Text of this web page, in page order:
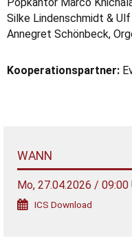
Popkantor Marco
Silke Lindenschmidt &
Annegret Schönbeck,
Kooperationspartner:
WANN
Mo, 27.04.2026 /
ICS Download